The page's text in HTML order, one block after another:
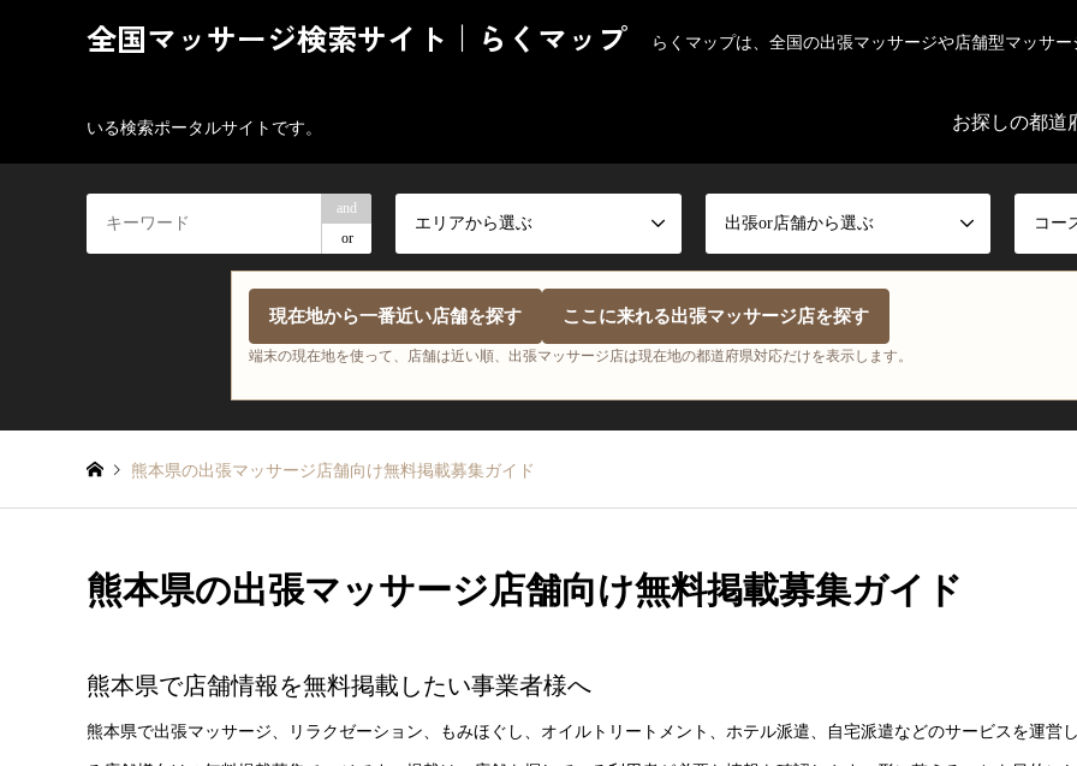
全国マッサージ検索サイト｜らくマップ らくマップは、全国の出張マッサージや店舗型マッサ
いる検索ポータルサイトです。 お探しの都道
and
or
エリアから選ぶ 出張or店舗から選ぶ コー
現在地から一番近い店舗を探す ここに来れる出張マッサージ店を探す
端末の現在地を使って、店舗は近い順、出張マッサージ店は現在地の都道府県対応だけを表示します。
熊本県の出張マッサージ店舗向け無料掲載募集ガイド
熊本県の出張マッサージ店舗向け無料掲載募集ガイド
熊本県で店舗情報を無料掲載したい事業者様へ
熊本県で出張マッサージ、リラクゼーション、もみほぐし、オイルトリートメント、ホテル派遣、自宅派遣などのサービスを運営